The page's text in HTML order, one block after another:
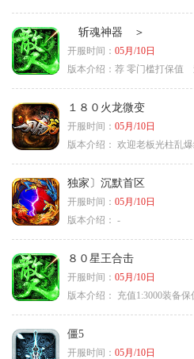
斩魂神器 ＞
开服时间： 05月/10日
版本介绍： 荐 零门槛打保值 送·
１８０火龙微变
开服时间： 05月/10日
版本介绍： 欢迎老板光柱乱
独家〕沉默首区
开服时间： 05月/10日
版本介绍： -
８０星王合击
开服时间： 05月/10日
版本介绍：
充值1:3000装备
僵5
开服时间： 05月/10日